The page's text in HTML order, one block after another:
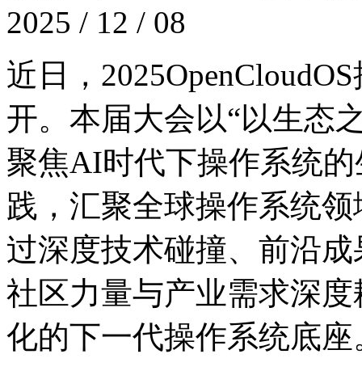
2025 / 12 / 08
近日，
开。本届大会以“以生态之
聚焦AI时代下操作系统的
践，汇聚全球操作系统
过深度技术碰撞、前沿
社区力量与产业需求深度耦
化的下一代操作系统底座